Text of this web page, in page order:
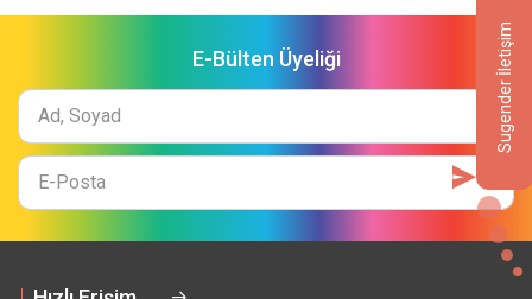
Sugender İletişim
E-Bülten Üyeliği
Ad
Soyad
E-
Mail